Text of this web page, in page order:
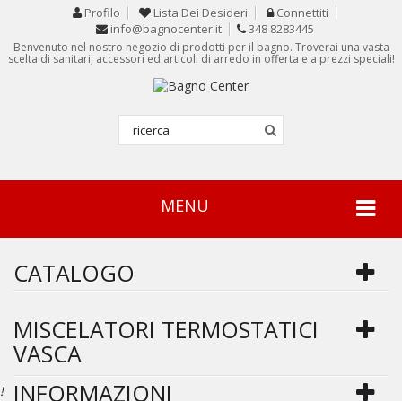
Profilo Lista Dei Desideri
Connettiti
info@bagnocenter.it
348 8283445
Benvenuto nel nostro negozio di prodotti per il bagno. Troverai una vasta
scelta di sanitari, accessori ed articoli di arredo in offerta e a prezzi speciali!
MENU
CATALOGO
MISCELATORI TERMOSTATICI
VASCA
INFORMAZIONI